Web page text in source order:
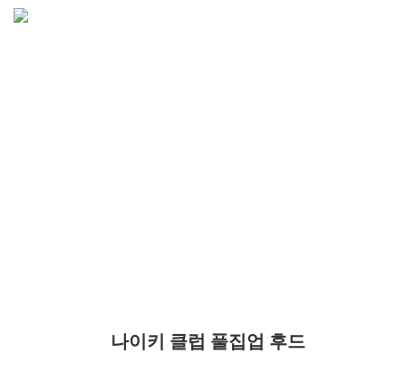
나이키 클럽 풀집업 후드